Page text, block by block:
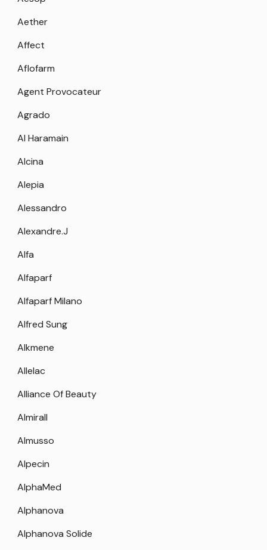
Aether
Affect
Aflofarm
Agent Provocateur
Agrado
Al Haramain
Alcina
Alepia
Alessandro
Alexandre.J
Alfa
Alfaparf
Alfaparf Milano
Alfred Sung
Alkmene
Allelac
Alliance Of Beauty
Almirall
Almusso
Alpecin
AlphaMed
Alphanova
Alphanova Solide